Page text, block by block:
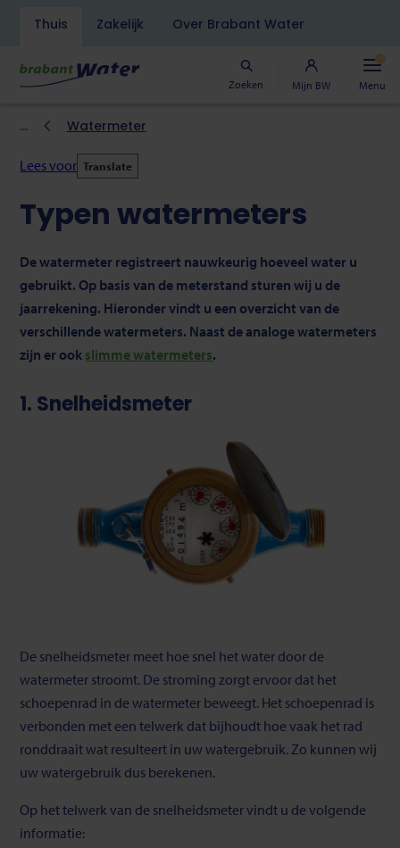
Overslaan
naar
de
gaan
Thuis Zakelijk Over Brabant Water
Zoeken Mijn BW Menu
Kruimelpad
Watermeter
Lees voor Translate
Typen watermeters
De watermeter registreert nauwkeurig hoeveel water u
gebruikt. Op basis van de meterstand sturen wij u de
jaarrekening. Hieronder vindt u een overzicht van de
verschillende watermeters. Naast de analoge watermeters
zijn er ook slimme watermeters.
1. Snelheidsmeter
De snelheidsmeter meet hoe snel het water door de
watermeter stroomt. De stroming zorgt ervoor dat het
schoepenrad in de watermeter beweegt. Het schoepenrad is
verbonden met een telwerk dat bijhoudt hoe vaak het rad
ronddraait wat resulteert in uw watergebruik. Zo kunnen wij
uw watergebruik dus berekenen.
Op het telwerk van de snelheidsmeter vindt u de volgende
informatie: